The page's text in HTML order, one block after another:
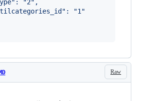
"2",
"1"
Raw